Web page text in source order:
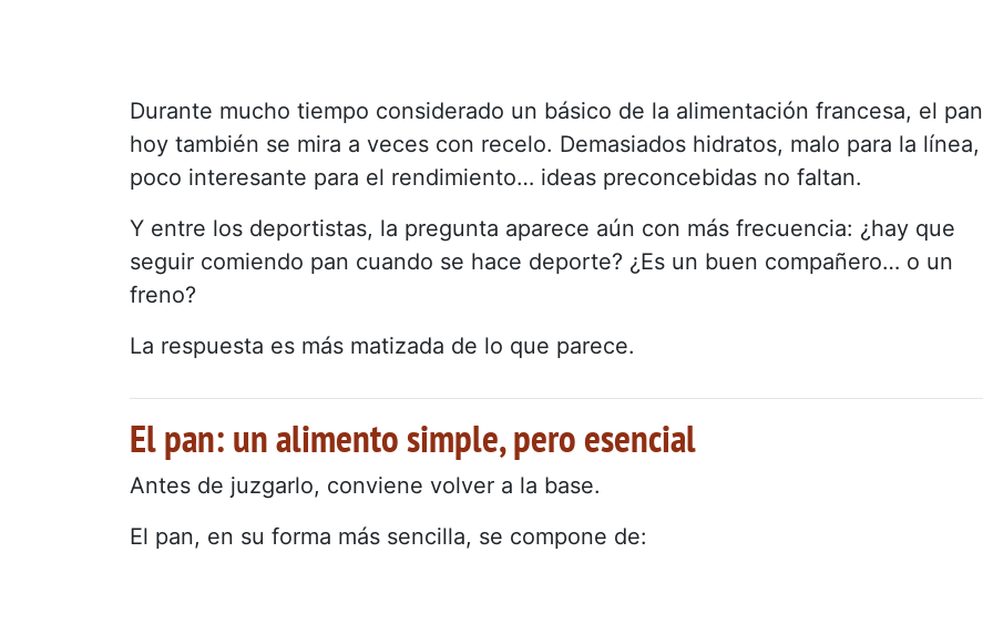
Durante mucho tiempo considerado un básico de la alimentación francesa, el pan
hoy también se mira a veces con recelo. Demasiados hidratos, malo para la línea,
poco interesante para el rendimiento… ideas preconcebidas no faltan.
Y entre los deportistas, la pregunta aparece aún con más frecuencia: ¿hay que
seguir comiendo pan cuando se hace deporte? ¿Es un buen compañero… o un
freno?
La respuesta es más matizada de lo que parece.
El pan: un alimento simple, pero esencial
Antes de juzgarlo, conviene volver a la base.
El pan, en su forma más sencilla, se compone de: